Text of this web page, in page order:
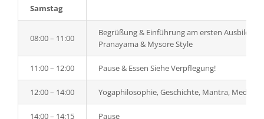
Samstag
08:00 – 11:00
Begrüßung & Einführung am ersten
Pranayama & Mysore Style
11:00 – 12:00 Pause & Essen Siehe Verpflegung!
12:00 – 14:00 Yogaphilosophie, Geschichte, Mantra,
14:00 – 14:15 Pause